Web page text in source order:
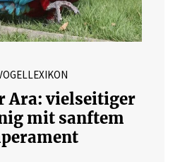
Ara: vielseitiger
mit sanftem